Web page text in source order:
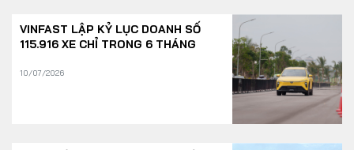
VINFAST LẬP KỶ LỤC DOANH SỐ
115.916 XE CHỈ TRONG 6 THÁNG
10/07/2026